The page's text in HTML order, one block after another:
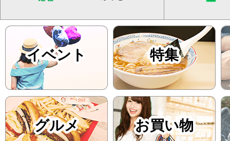
イベント 特集
グルメ お買い物